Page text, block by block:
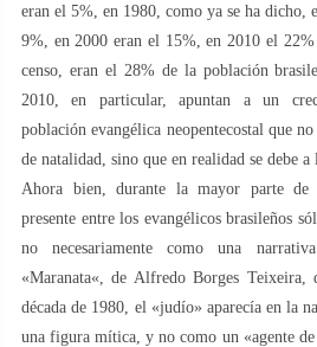
eran el 5%, en 1980, como ya se ha dicho,
9%, en 2000 eran el 15%, en 2010 el
censo, eran el 28% de la población
2010, en particular, apuntan a un
población evangélica neopentecostal que
de natalidad, sino que en realidad se debe
Ahora bien, durante la mayor parte de
presente entre los evangélicos brasileños
no necesariamente como una
«Maranata«, de Alfredo Borges Teixeira,
década de 1980, el «judío» aparecía en la
una figura mítica, y no como un «agente